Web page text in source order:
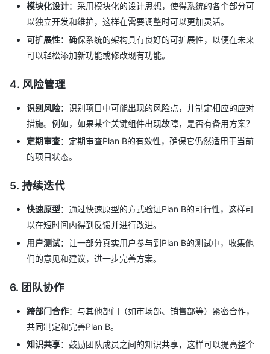
模块化设计：采用模块化的设计思想，使得系统的各个部分可
以独立开发和维护，这样在需要调整时可以更加灵活。
可扩展性：确保系统的架构具有良好的可扩展性，以便在未来
可以轻松添加新功能或修改现有功能。
4. 风险管理
识别风险：识别项目中可能出现的风险点，并制定相应的应对
措施。例如，如果某个关键组件出现故障，是否有备用方案？
定期审查：定期审查Plan B的有效性，确保它仍然适用于当前
的项目状态。
5. 持续迭代
快速原型：通过快速原型的方式验证Plan B的可行性，这样可
以在短时间内得到反馈并进行改进。
用户测试：让一部分真实用户参与到Plan B的测试中，收集他
们的意见和建议，进一步完善方案。
6. 团队协作
跨部门合作：与其他部门（如市场部、销售部等）紧密合作，
共同制定和完善Plan B。
知识共享：鼓励团队成员之间的知识共享，这样可以提高整个